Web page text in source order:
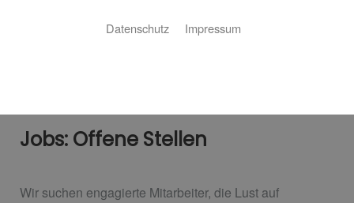
Jobs: Offene Stellen
Wir suchen engagierte Mitarbeiter, die Lust auf
Datenschutz Impressum